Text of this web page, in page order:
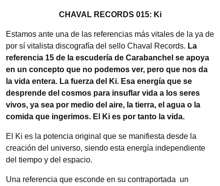
CHAVAL RECORDS 015: Ki
Estamos ante una de las referencias más vitales de la ya de
por sí vitalista discografía del sello Chaval Records. La
referencia 15 de la escudería de Carabanchel se apoya
en un concepto que no podemos ver, pero que nos da
la vida entera. La fuerza del Ki. Esa energía que se
desprende del cosmos para insuflar vida a los seres
vivos, ya sea por medio del aire, la tierra, el agua o la
comida que ingerimos. El Ki es por tanto la vida.
El Ki es la potencia original que se manifiesta desde la
creación del universo, siendo esta energía independiente
del tiempo y del espacio.
Una referencia que esconde en su contraportada un